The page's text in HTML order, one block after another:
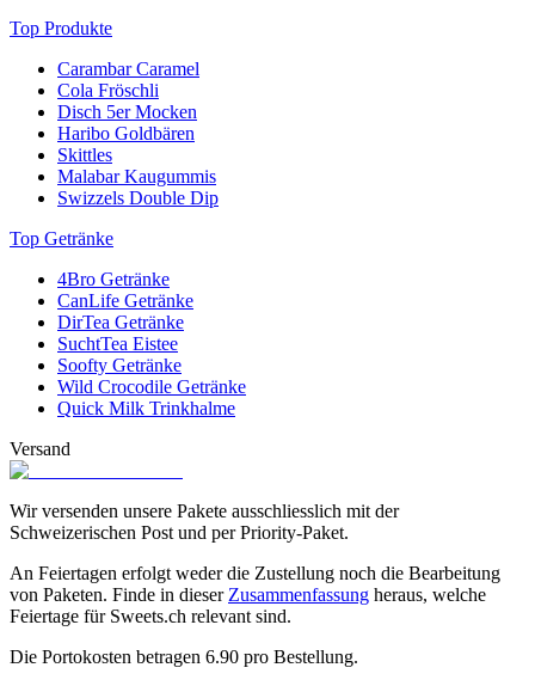
Top Produkte
Carambar Caramel
Cola Fröschli
Disch 5er Mocken
Haribo Goldbären
Skittles
Malabar Kaugummis
Swizzels Double Dip
Top Getränke
4Bro Getränke
CanLife Getränke
DirTea Getränke
SuchtTea Eistee
Soofty Getränke
Wild Crocodile Getränke
Quick Milk Trinkhalme
Versand
Wir versenden unsere Pakete ausschliesslich mit der
Schweizerischen Post und per Priority-Paket.
An Feiertagen erfolgt weder die Zustellung noch die Bearbeitung
von Paketen. Finde in dieser Zusammenfassung heraus, welche
Feiertage für Sweets.ch relevant sind.
Die Portokosten betragen 6.90 pro Bestellung.